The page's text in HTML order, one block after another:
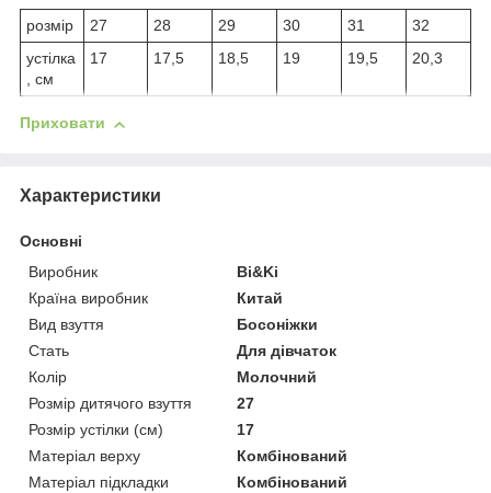
розмір 27 28 29 30 31
32
устілка
, см
17 17,5 18,5 19 19,5 20,3
Приховати
Характеристики
Основні
Виробник
Bi&Ki
Країна виробник
Китай
Вид взуття
Босоніжки
Стать
Для дівчаток
Колір
Молочний
Розмір дитячого взуття
27
Розмір устілки (см)
17
Матеріал верху
Комбінований
Матеріал підкладки
Комбінований